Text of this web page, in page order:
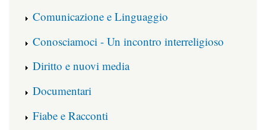
Comunicazione e Linguaggio
Conosciamoci - Un incontro interreligioso
Diritto e nuovi media
Documentari
Fiabe e Racconti